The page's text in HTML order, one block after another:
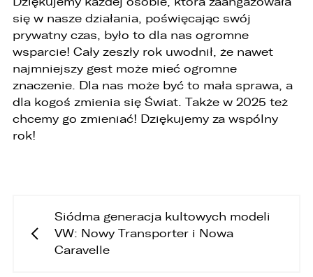
się w nasze działania, poświęcając swój
prywatny czas, było to dla nas ogromne
wsparcie! Cały zeszły rok uwodnił, że nawet
najmniejszy gest może mieć ogromne
znaczenie. Dla nas może być to mała sprawa, a
dla kogoś zmienia się Świat. Także w 2025 też
chcemy go zmieniać! Dziękujemy za wspólny
rok!
Siódma generacja kultowych modeli
VW: Nowy Transporter i Nowa
Caravelle